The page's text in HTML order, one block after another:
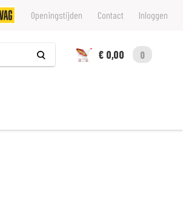
Openingstijden Contact Inloggen
€ 0,00
0